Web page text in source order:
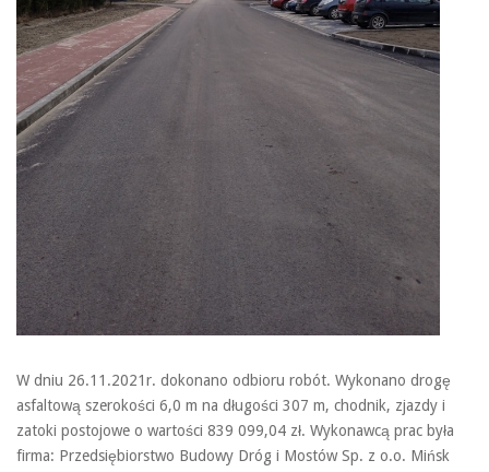
W dniu 26.11.2021r. dokonano odbioru robót. Wykonano drogę
asfaltową szerokości 6,0 m na długości 307 m, chodnik, zjazdy i
zatoki postojowe o wartości 839 099,04 zł. Wykonawcą prac była
firma: Przedsiębiorstwo Budowy Dróg i Mostów Sp. z o.o. Mińsk